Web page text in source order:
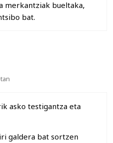
merkantziak bueltaka,
bat.
asko testigantza eta
galdera bat sortzen